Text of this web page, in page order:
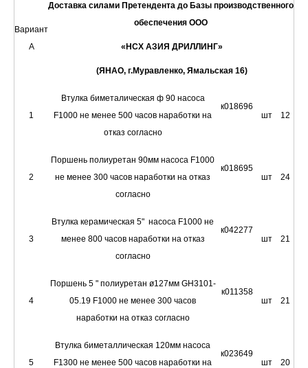
Вариант
А
Доставка силами Претендента до Базы производственного
обеспечения ООО
«НСХ АЗИЯ ДРИЛЛИНГ»
(ЯНАО, г.Муравленко, Ямальская 16)
1
Втулка биметалическая ф 90 насоса
F1000 не менее 500 часов наработки на
отказ согласно
к018696
шт
12
2
Поршень полиуретан 90мм насоса F1000
не менее 300 часов наработки на отказ
согласно
к018695
шт
24
3
Втулка керамическая 5" насоса F1000 не
менее 800 часов наработки на отказ
согласно
к042277
шт
21
4
Поршень 5 " полиуретан ø127мм GH3101-
05.19 F1000 не менее 300 часов
наработки на отказ согласно
к011358
шт
21
5
Втулка биметаллическая 120мм насоса
F1300 не менее 500 часов наработки на
к023649
шт
20